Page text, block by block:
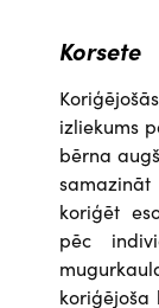
Korsete
izliekums
bērna
koriģēt
pēc
koriģējoša